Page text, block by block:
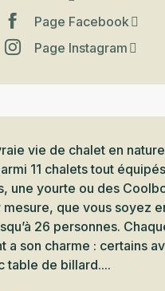
Page Facebook
Page Instagram
vie de chalet en
11 chalets tout
une yourte ou des
mesure, que vous soyez
26 personnes.
a son charme : certains
table de billard....